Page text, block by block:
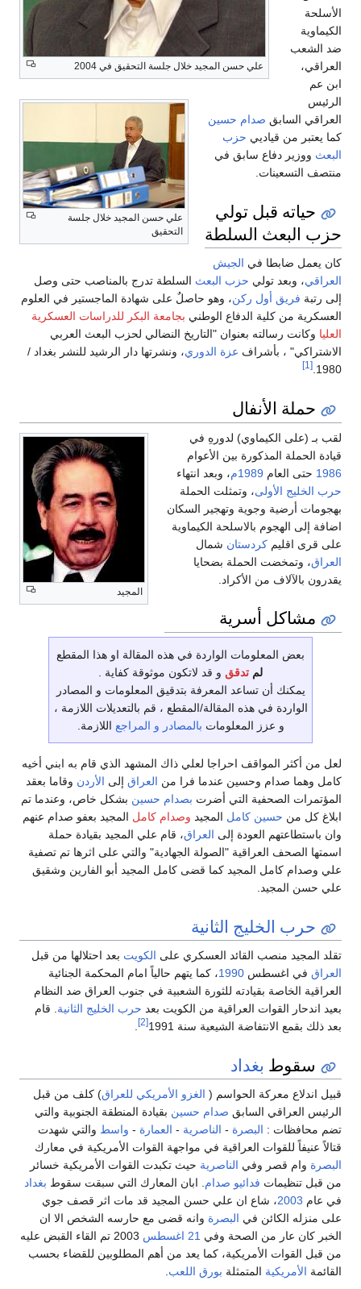
علي حسن المجيد خلال جلسة التحقيق في 2004
علي حسن المجيد خلال جلسة
التحقيق
الأسلحة
الكيماوية
ضد الشعب
العراقي،
ابن عم
الرئيس
العراقي السابق صدام حسين
كما يعتبر من قياديي حزب
البعث ووزير دفاع سابق في
منتصف التسعينات.
حياته قبل تولي
حزب البعث السلطة
كان يعمل ضابطا في الجيش
العراقي، وبعد تولي حزب البعث السلطة تدرج بالمناصب حتى وصل
إلى رتبة فريق أول ركن، وهو حاصلٌ على شهادة الماجستير في العلوم
العسكرية من كلية الدفاع الوطني بجامعة البكر للدراسات العسكرية
العليا وكانت رسالته بعنوان "التاريخ النضالي لحزب البعث العربي
الاشتراكي" ، بأشراف عزة الدوري، ونشرتها دار الرشيد للنشر بغداد /
1980.
[1]
حملة الأنفال
المجيد
لقب بـ (على الكيماوي) لدورهِ في
قيادة الحملة المذكورة بين الأعوام
1986 حتى العام 1989م
، وبعد انتهاء
حرب الخليج الأولى، وتمثلت الحملة
بهجومات أرضية وجوية وتهجير السكان
اضافة إلى الهجوم بالاسلحة الكيماوية
على قرى اقليم كردستان شمال
العراق، وتمخضت الحملة بضحايا
يقدرون بالآلاف من الأكراد.
مشاكل أسرية
بعض المعلومات الواردة في هذه المقالة او هذا المقطع
لم تدقق و قد لاتكون موثوقة كفاية .
يمكنك أن تساعد المعرفة بتدقيق المعلومات و المصادر
الواردة في هذه المقالة/المقطع ، قم بالتعديلات اللازمة ،
و عزز المعلومات بالمصادر و المراجع اللازمة.
لعل من أكثر المواقف احراجا لعلي ذاك المشهد الذي قام به ابني أخيه
كامل وهما صدام وحسين عندما فرا من العراق إلى الأردن وقاما بعقد
المؤتمرات الصحفية التي أضرت بصدام حسين بشكل خاص، وعندما تم
ابلاغ كل من حسين كامل المجيد وصدام كامل المجيد بعفو صدام عنهم
وان باستطاعتهم العودة إلى العراق، قام علي المجيد بقيادة حملة
اسمتها الصحف العراقية "الصولة الجهادية" والتي على اثرها تم تصفية
علي وصدام كامل المجيد كما قضى كامل المجيد أبو الفارين وشقيق
علي حسن المجيد.
حرب الخليج الثانية
تقلد المجيد منصب القائد العسكري على الكويت بعد احتلالها من قبل
العراق في اغسطس 1990، كما يتهم حالياً امام المحكمة الجنائية
العراقية الخاصة بقيادته للثورة الشعبية في جنوب العراق ضد النظام
بعيد اندحار القوات العراقية من الكويت بعد حرب الخليج الثانية . قام
بعد ذلك بقمع الانتفاضة الشيعية سنة 1991
[2]
سقوط بغداد
قبيل اندلاع معركة الحواسم ( الغزو الأمريكي للعراق) كلف من قبل
الرئيس العراقي السابق صدام حسين بقيادة المنطقة الجنوبية والتي
تضم محافظات : البصرة - الناصرية - العمارة - واسط والتي شهدت
قتالاً عنيفاً للقوات العراقية في مواجهة القوات الأمريكية في معارك
البصرة وام قصر وفي الناصرية حيث تكبدت القوات الأمريكية خسائر
من قبل تنظيمات فدائيو صدام. ابان المعارك التي سبقت سقوط بغداد
في عام 2003، شاع ان علي حسن المجيد قد مات اثر قصف جوي
على منزله الكائن في البصرة وانه قضى مع حارسه الشخص الا ان
الخبر كان عار من الصحة وفي 21 اغسطس
2003 تم القاء القبض عليه
من قبل القوات الأمريكية، كما يعد من أهم المطلوبين للقضاء بحسب
القائمة الأمريكية المتمثلة بورق اللعب.